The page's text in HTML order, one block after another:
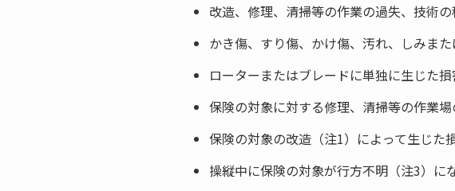
改造、修理、清掃等の作業の過失、技術
かき傷、すり傷、かけ傷、汚れ、しみま
ローターまたはブレードに単独に生じた損
保険の対象に対する修理、清掃等の作業
保険の対象の改造（注1）によって生じた
操縦中に保険の対象が行方不明（注3）に